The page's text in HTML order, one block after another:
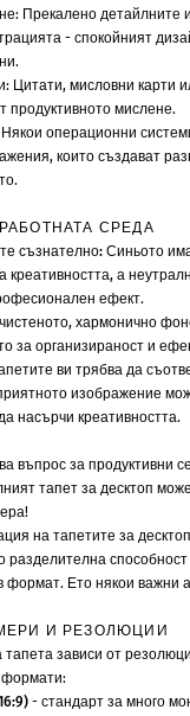
: Прекалено детайлните
- спокойният
: Цитати, мисловни карти
продуктивното мислене.
операционни
които създават
СРЕДА
съзнателно: Синьото
креативността, а
ефект.
хармонично
за организираност и
ви трябва да
изображение
насърчи креативността.
въпрос за продуктивни
тапет за десктоп
на тапетите за
разделителна
формат. Ето някои важни
И РЕЗОЛЮЦИИ
зависи от
формати:
- стандарт за много